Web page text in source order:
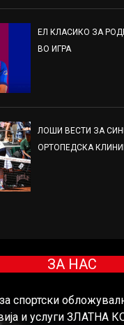
ЕЛ КЛАСИКО ЗА
ВО ИГРА
ЛОШИ ВЕСТИ ЗА
ОРТОПЕДСКА
ЗА НАС
спортски
и услуги